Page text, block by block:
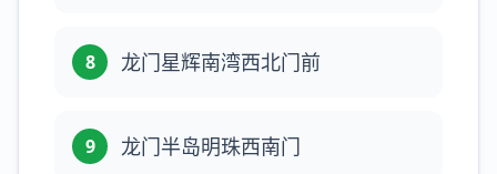
8 龙门星辉南湾西北门前
9 龙门半岛明珠西南门